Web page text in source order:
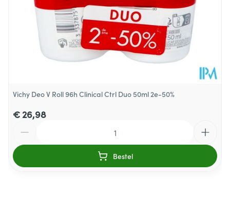
Vichy Deo V Roll 96h Clinical Ctrl Duo 50ml 2e-50%
€ 26,98
Bestel